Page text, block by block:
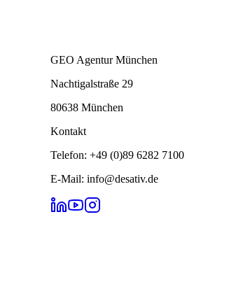
GEO Agentur München
Nachtigalstraße 29
80638 München
Kontakt
Telefon: +49 (0)89 6282 7100
E-Mail: info@desativ.de